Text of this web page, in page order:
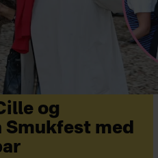
og
med